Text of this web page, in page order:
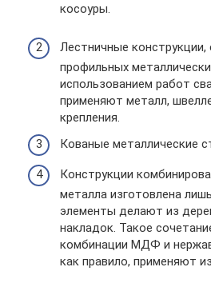
косоуры.
Лестничные конструкции,
профильных
использованием работ
применяют металл,
крепления.
Кованые металлические
Конструкции
металла изготовлена
элементы делают из
накладок. Такое
комбинации МДФ и
как правило, применяют